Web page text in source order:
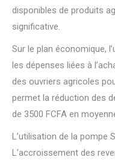
disponibles de produits
significative.
Sur le plan économique,
les dépenses liées à
des ouvriers agricoles
permet la réduction des
de 3500 FCFA en
L’utilisation de la pompe
L’accroissement des